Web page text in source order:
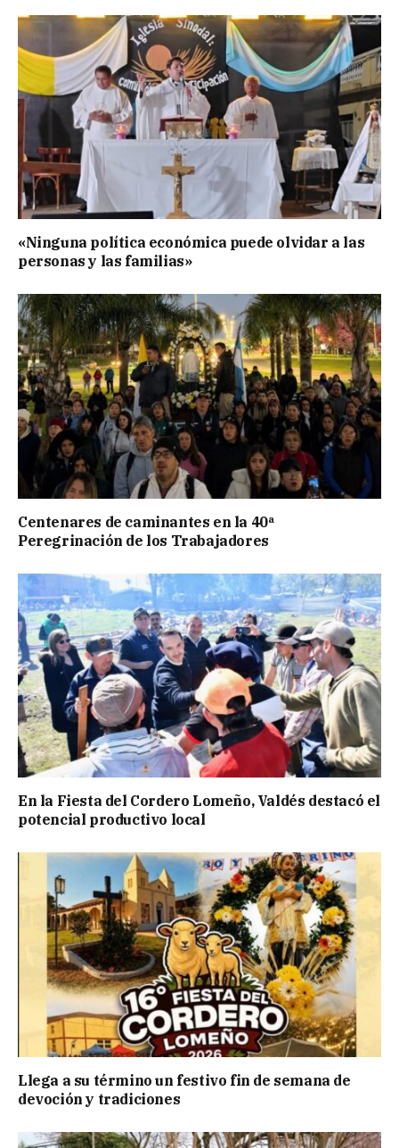
«Ninguna política económica puede olvidar a las
personas y las familias»
Centenares de caminantes en la 40ª
Peregrinación de los Trabajadores
En la Fiesta del Cordero Lomeño, Valdés destacó el
potencial productivo local
Llega a su término un festivo fin de semana de
devoción y tradiciones